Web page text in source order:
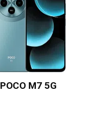
POCO M7 5G